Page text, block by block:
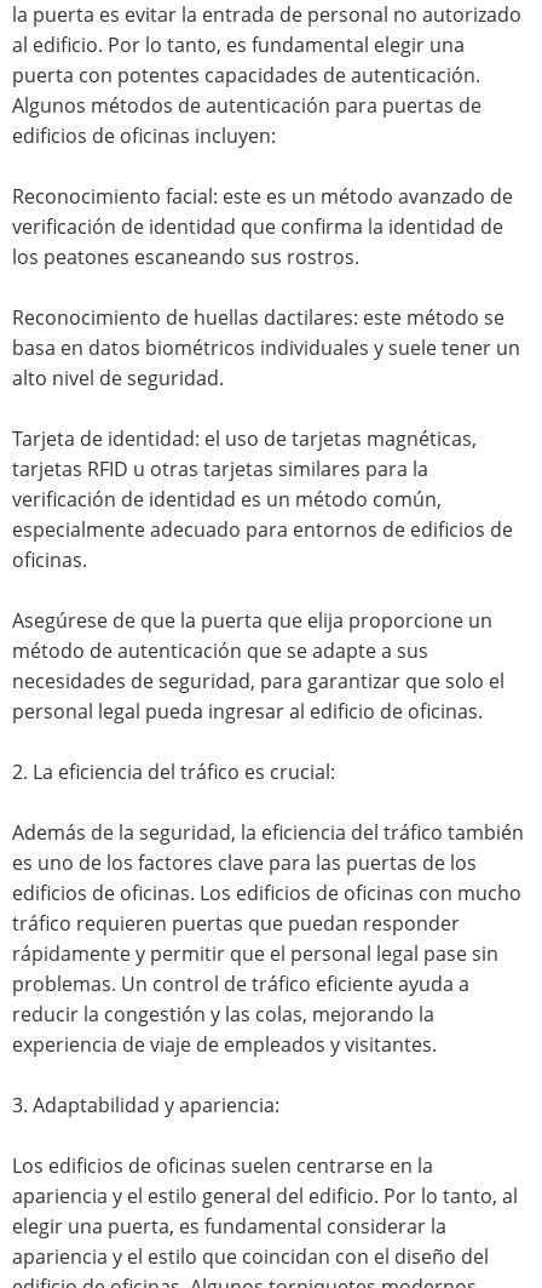
la puerta es evitar la entrada de personal no autorizado
al edificio. Por lo tanto, es fundamental elegir una
puerta con potentes capacidades de autenticación.
Algunos métodos de autenticación para puertas de
edificios de oficinas incluyen:
Reconocimiento facial: este es un método avanzado de
verificación de identidad que confirma la identidad de
los peatones escaneando sus rostros.
Reconocimiento de huellas dactilares: este método se
basa en datos biométricos individuales y suele tener un
alto nivel de seguridad.
Tarjeta de identidad: el uso de tarjetas magnéticas,
tarjetas RFID u otras tarjetas similares para la
verificación de identidad es un método común,
especialmente adecuado para entornos de edificios de
oficinas.
Asegúrese de que la puerta que elija proporcione un
método de autenticación que se adapte a sus
necesidades de seguridad, para garantizar que solo el
personal legal pueda ingresar al edificio de oficinas.
2. La eficiencia del tráfico es crucial:
Además de la seguridad, la eficiencia del tráfico también
es uno de los factores clave para las puertas de los
edificios de oficinas. Los edificios de oficinas con mucho
tráfico requieren puertas que puedan responder
rápidamente y permitir que el personal legal pase sin
problemas. Un control de tráfico eficiente ayuda a
reducir la congestión y las colas, mejorando la
experiencia de viaje de empleados y visitantes.
3. Adaptabilidad y apariencia:
Los edificios de oficinas suelen centrarse en la
apariencia y el estilo general del edificio. Por lo tanto, al
elegir una puerta, es fundamental considerar la
apariencia y el estilo que coincidan con el diseño del